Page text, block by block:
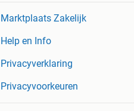
Marktplaats Zakelijk
Help en Info
Privacyverklaring
Privacyvoorkeuren